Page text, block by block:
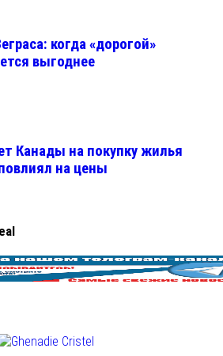
когда «дорогой»
выгоднее
Канады на покупку жилья
на цены